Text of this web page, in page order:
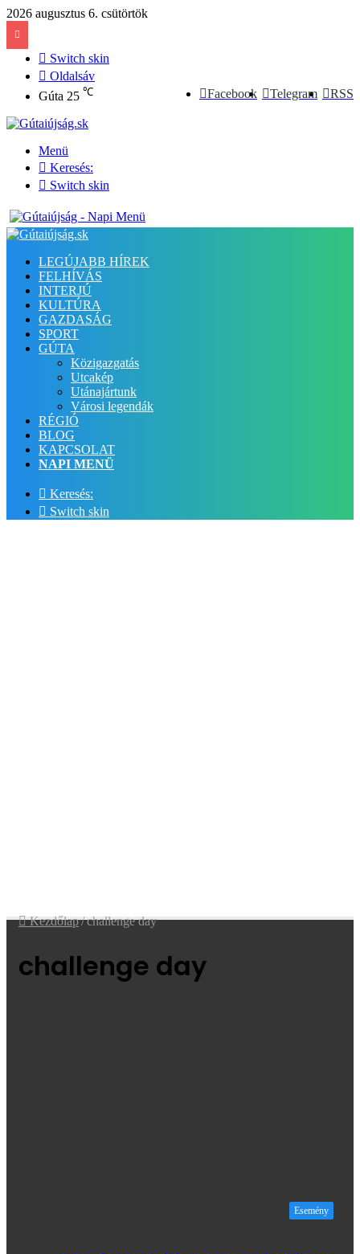
2026 augusztus 6. csütörtök
Switch skin
Oldalsáv
RSS
Telegram
Facebook
Gúta 25 ℃
Menü
Keresés:
Switch skin
LEGÚJABB HÍREK
FELHÍVÁS
INTERJÚ
KULTÚRA
GAZDASÁG
SPORT
GÚTA
Közigazgatás
Utcakép
Utánajártunk
Városi legendák
RÉGIÓ
BLOG
KAPCSOLAT
NAPI MENÜ
Keresés:
Switch skin
Kezdőlap/challenge day
challenge day
Esemény